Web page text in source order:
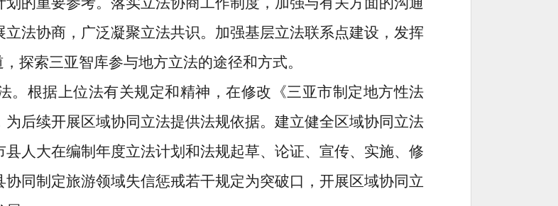
法协商，广泛凝聚立法共识。加强基层立法联系点建设，发挥
探索三亚智库参与地方立法的途径和方式。
。 根据上位法有关规定和精神，在修改《三亚市制定地方性法
为后续开展区域协同立法提供法规依据。建立健全区域协同立法
县人大在编制 年度立法计划 和法规起草、论证、宣传、实施、修
协同制定旅游领域失信惩戒若干规定为突破口，开展区域协同立